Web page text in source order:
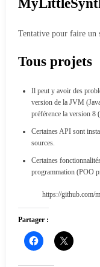
Tentative pour faire un
Tous projets
Il peut y avoir des
version de la JVM
préférence la version 8
Certaines API sont
sources.
Certaines
programmation (POO
https://github.com/
Partager :